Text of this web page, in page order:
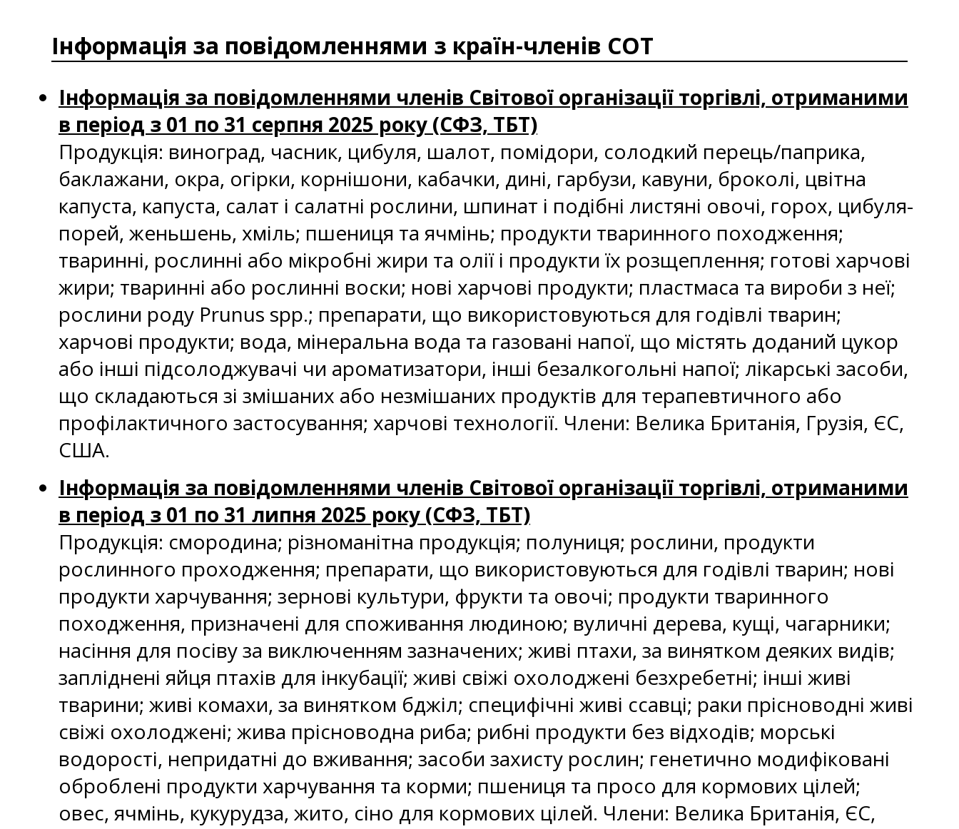
Інформація за повідомленнями з країн-членів СОТ
Інформація за повідомленнями членів Світової організації торгівлі, отриманими
в період з 01 по 31 серпня 2025 року (СФЗ, ТБТ)
Продукція: виноград, часник, цибуля, шалот, помідори, солодкий перець/паприка,
баклажани, окра, огірки, корнішони, кабачки, дині, гарбузи, кавуни, броколі, цвітна
капуста, капуста, салат і салатні рослини, шпинат і подібні листяні овочі, горох, цибуля-
порей, женьшень, хміль; пшениця та ячмінь; продукти тваринного походження;
тваринні, рослинні або мікробні жири та олії і продукти їх розщеплення; готові харчові
жири; тваринні або рослинні воски; нові харчові продукти; пластмаса та вироби з неї;
рослини роду Prunus spp.; препарати, що використовуються для годівлі тварин;
харчові продукти; вода, мінеральна вода та газовані напої, що містять доданий цукор
або інші підсолоджувачі чи ароматизатори, інші безалкогольні напої; лікарські засоби,
що складаються зі змішаних або незмішаних продуктів для терапевтичного або
профілактичного застосування; харчові технології. Члени: Велика Британія, Грузія, ЄС,
США.
Інформація за повідомленнями членів Світової організації торгівлі, отриманими
в період з 01 по 31 липня 2025 року (СФЗ, ТБТ)
Продукція: смородина; різноманітна продукція; полуниця; рослини, продукти
рослинного проходження; препарати, що використовуються для годівлі тварин; нові
продукти харчування; зернові культури, фрукти та овочі; продукти тваринного
походження, призначені для споживання людиною; вуличні дерева, кущі, чагарники;
насіння для посіву за виключенням зазначених; живі птахи, за винятком деяких видів;
запліднені яйця птахів для інкубації; живі свіжі охолоджені безхребетні; інші живі
тварини; живі комахи, за винятком бджіл; специфічні живі ссавці; раки прісноводні живі
свіжі охолоджені; жива прісноводна риба; рибні продукти без відходів; морські
водорості, непридатні до вживання; засоби захисту рослин; генетично модифіковані
оброблені продукти харчування та корми; пшениця та просо для кормових цілей;
овес, ячмінь, кукурудза, жито, сіно для кормових цілей. Члени: Велика Британія, ЄС,